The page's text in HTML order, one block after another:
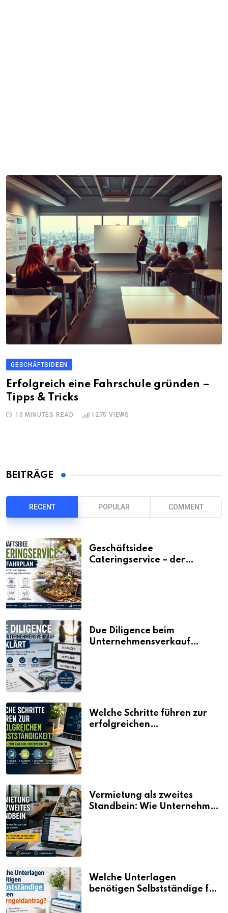
GESCHÄFTSIDEEN
Erfolgreich eine Fahrschule gründen –
Tipps & Tricks
13 MINUTES READ 1275 VIEWS
BEITRÄGE
RECENT POPULAR COMMENT
Geschäftsidee
Cateringservice – der
Due Diligence beim
Unternehmensverkauf
Welche Schritte führen zur
erfolgreichen
Vermietung als zweites
Standbein: Wie Unternehmen
Welche Unterlagen
benötigen Selbstständige für